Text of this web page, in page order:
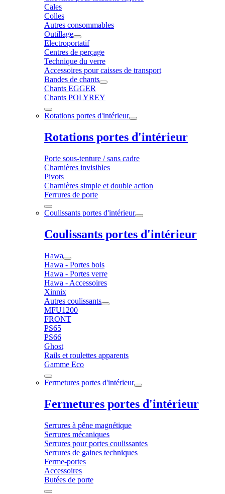
Cales
Colles
Autres consommables
Outillage
Electroportatif
Centres de perçage
Technique du verre
Accessoires pour caisses de transport
Bandes de chants
Chants EGGER
Chants POLYREY
Rotations portes d'intérieur
Rotations portes d'intérieur
Porte sous-tenture / sans cadre
Charnières invisibles
Pivots
Charnières simple et double action
Ferrures de porte
Coulissants portes d'intérieur
Coulissants portes d'intérieur
Hawa
Hawa - Portes bois
Hawa - Portes verre
Hawa - Accessoires
Xinnix
Autres coulissants
MFU1200
FRONT
PS65
PS66
Ghost
Rails et roulettes apparents
Gamme Eco
Fermetures portes d'intérieur
Fermetures portes d'intérieur
Serrures à pêne magnétique
Serrures mécaniques
Serrures pour portes coulissantes
Serrures de gaines techniques
Ferme-portes
Accessoires
Butées de porte